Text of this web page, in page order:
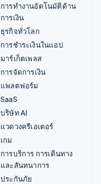
การทำงานอัตโนมัติด้าน
การเงิน
ธุรกิจทั่วโลก
การชำระเงินในแอป
มาร์เก็ตเพลส
การจัดการเงิน
แพลตฟอร์ม
SaaS
บริษัท AI
แวดวงครีเอเตอร์
เกม
การบริการ การเดินทาง
และสันทนาการ
ประกันภัย